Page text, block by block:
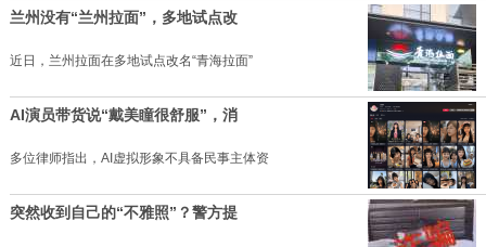
兰州没有“兰州拉面”，多地试点改
近日，兰州拉面在多地试点改名“青海拉面”
AI演员带货说“戴美瞳很舒服”，消
多位律师指出，AI虚拟形象不具备民事主体资
突然收到自己的“不雅照”？警方提